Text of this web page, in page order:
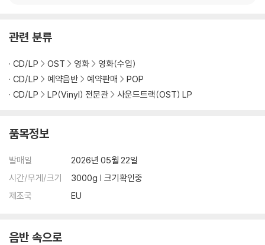
관련 분류
CD/LP OST 영화
영화(수입)
CD/LP
예약음반 예약판매
POP
CD/LP
LP(Vinyl) 전문관 사운드트랙(OST) LP
품목정보
발매일
2026년 05월 22일
시간/무게/크기
3000g | 크기확인중
제조국
EU
음반 속으로